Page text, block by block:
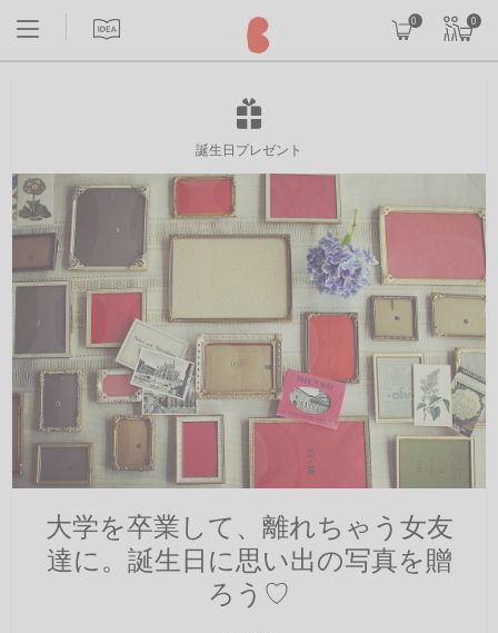
0 0
誕生日プレゼント
大学を卒業して、離れちゃう女友
達に。誕生日に思い出の写真を贈
ろう♡